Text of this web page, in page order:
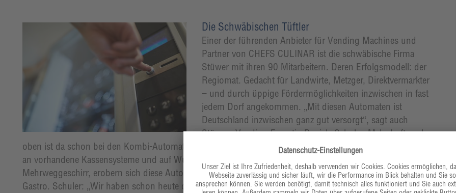
Die Schwäbischen Tüftler
Einer der führenden Anbieter für Vending Machines und
Partner von CHEFS CULINAR ist die schwäbische Firma
Stüwer mit ihren 90 Mitarbeitern. Deren Erfolgsmodell: der
Regiomat. Gedacht für Landwirte, Metzger, Direktvermarkter
– und durch üppige Fördermöglichkeiten inzwischen in fast
jedem Dorf angekommen. „Mit diesen Automaten ist
Deutschland inzwischen ganz gut versorgt“, sagt auch
Stüwers Vending-Expertin Daniela Schuler. Mehr Luft nach
oben ist da schon bei den Kombi-Automaten. Ausgestattet mit intelligenter Telemetrie, direkt angebunden
an vorhandene Kassensysteme und auf Wunsch sogar inklusive Rücknahmemöglichkeit für bepfandetes
Mehrweggeschirr, erobern sich diese Automaten ihren Platz in der Hotellerie, im Care-Bereich und in der
Gastro. Schuler: „Wir haben schon heute die Dinge, die der Markt erst in zwei Jahren so richtig braucht.“